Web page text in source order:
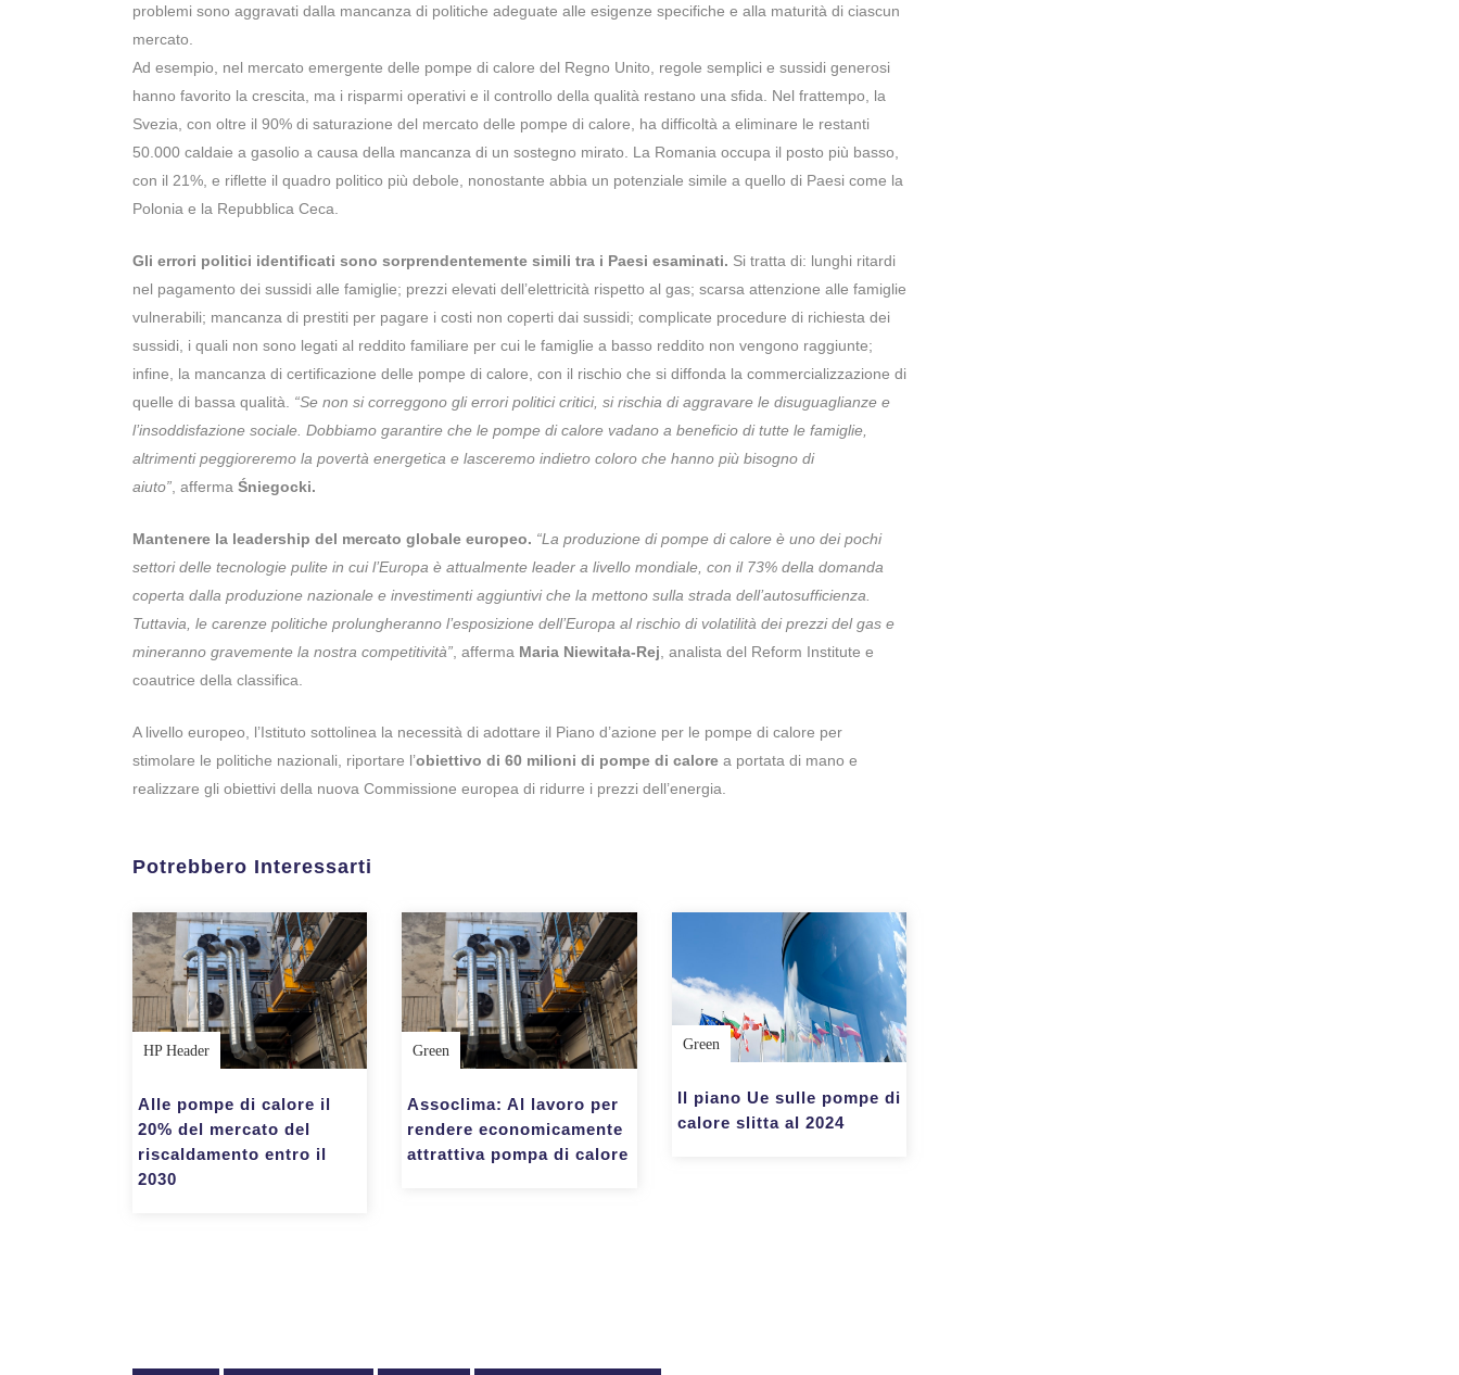
problemi sono aggravati dalla mancanza di politiche adeguate alle esigenze specifiche e alla maturità di ciascun
mercato.
Ad esempio, nel mercato emergente delle pompe di calore del Regno Unito, regole semplici e sussidi generosi
hanno favorito la crescita, ma i risparmi operativi e il controllo della qualità restano una sfida. Nel frattempo, la
Svezia, con oltre il 90% di saturazione del mercato delle pompe di calore, ha difficoltà a eliminare le restanti
50.000 caldaie a gasolio a causa della mancanza di un sostegno mirato. La Romania occupa il posto più basso,
con il 21%, e riflette il quadro politico più debole, nonostante abbia un potenziale simile a quello di Paesi come la
Polonia e la Repubblica Ceca.
Gli errori politici identificati sono sorprendentemente simili tra i Paesi esaminati. Si tratta di: lunghi ritardi
nel pagamento dei sussidi alle famiglie; prezzi elevati dell’elettricità rispetto al gas; scarsa attenzione alle famiglie
vulnerabili; mancanza di prestiti per pagare i costi non coperti dai sussidi; complicate procedure di richiesta dei
sussidi, i quali non sono legati al reddito familiare per cui le famiglie a basso reddito non vengono raggiunte;
infine, la mancanza di certificazione delle pompe di calore, con il rischio che si diffonda la commercializzazione di
quelle di bassa qualità. “Se non si correggono gli errori politici critici, si rischia di aggravare le disuguaglianze e
l’insoddisfazione sociale. Dobbiamo garantire che le pompe di calore vadano a beneficio di tutte le famiglie,
altrimenti peggioreremo la povertà energetica e lasceremo indietro coloro che hanno più bisogno di
aiuto” , afferma Śniegocki.
Mantenere la leadership del mercato globale europeo. “La produzione di pompe di calore è uno dei pochi
settori delle tecnologie pulite in cui l’Europa è attualmente leader a livello mondiale, con il 73% della domanda
coperta dalla produzione nazionale e investimenti aggiuntivi che la mettono sulla strada dell’autosufficienza.
Tuttavia, le carenze politiche prolungheranno l’esposizione dell’Europa al rischio di volatilità dei prezzi del gas e
mineranno gravemente la nostra competitività” , afferma Maria Niewitała-Rej , analista del Reform Institute e
coautrice della classifica.
A livello europeo, l’Istituto sottolinea la necessità di adottare il Piano d’azione per le pompe di calore per
stimolare le politiche nazionali, riportare l’obiettivo di 60 milioni di pompe di calore a portata di mano e
realizzare gli obiettivi della nuova Commissione europea di ridurre i prezzi dell’energia.
Potrebbero Interessarti
HP Header
Alle pompe di calore il
20% del mercato del
riscaldamento entro il
2030
Green
Assoclima: Al lavoro per
rendere economicamente
attrattiva pompa di calore
Green
Il piano Ue sulle pompe di
calore slitta al 2024